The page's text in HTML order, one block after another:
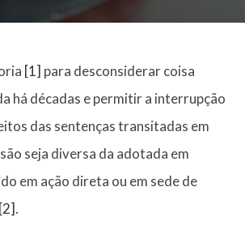
[1] para desconsiderar coisa
há décadas e permitir a interrupção
das sentenças transitadas em
seja diversa da adotada em
em ação direta ou em sede de
[2].